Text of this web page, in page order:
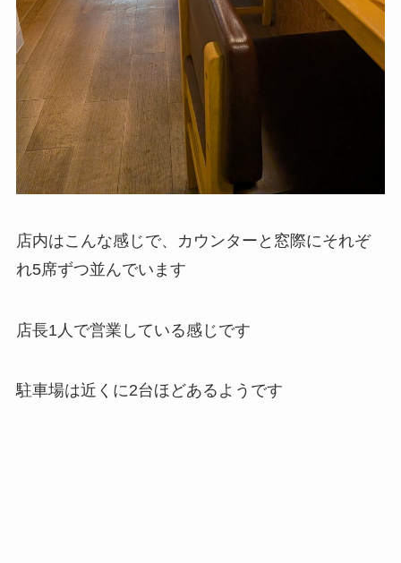
店内はこんな感じで、カウンターと窓際にそれぞ
れ5席ずつ並んでいます
店長1人で営業している感じです
駐車場は近くに2台ほどあるようです